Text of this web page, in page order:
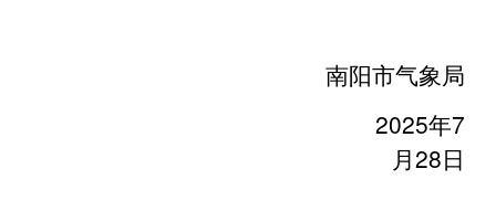
南阳市气象局
2025年7
月28日